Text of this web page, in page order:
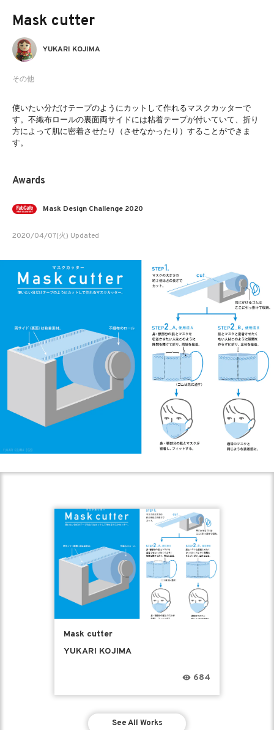
Mask cutter
その他
YUKARI KOJIMA
使いたい分だけテープのようにカットして作れるマスクカッターで
す。不織布ロールの裏面両サイドには粘着テープが付いていて、折り
方によって肌に密着させたり（させなかったり）することができま
す。
Awards
Mask Design Challenge 2020
2020/04/07(火) Updated
Mask cutter
YUKARI KOJIMA
684
See All Works